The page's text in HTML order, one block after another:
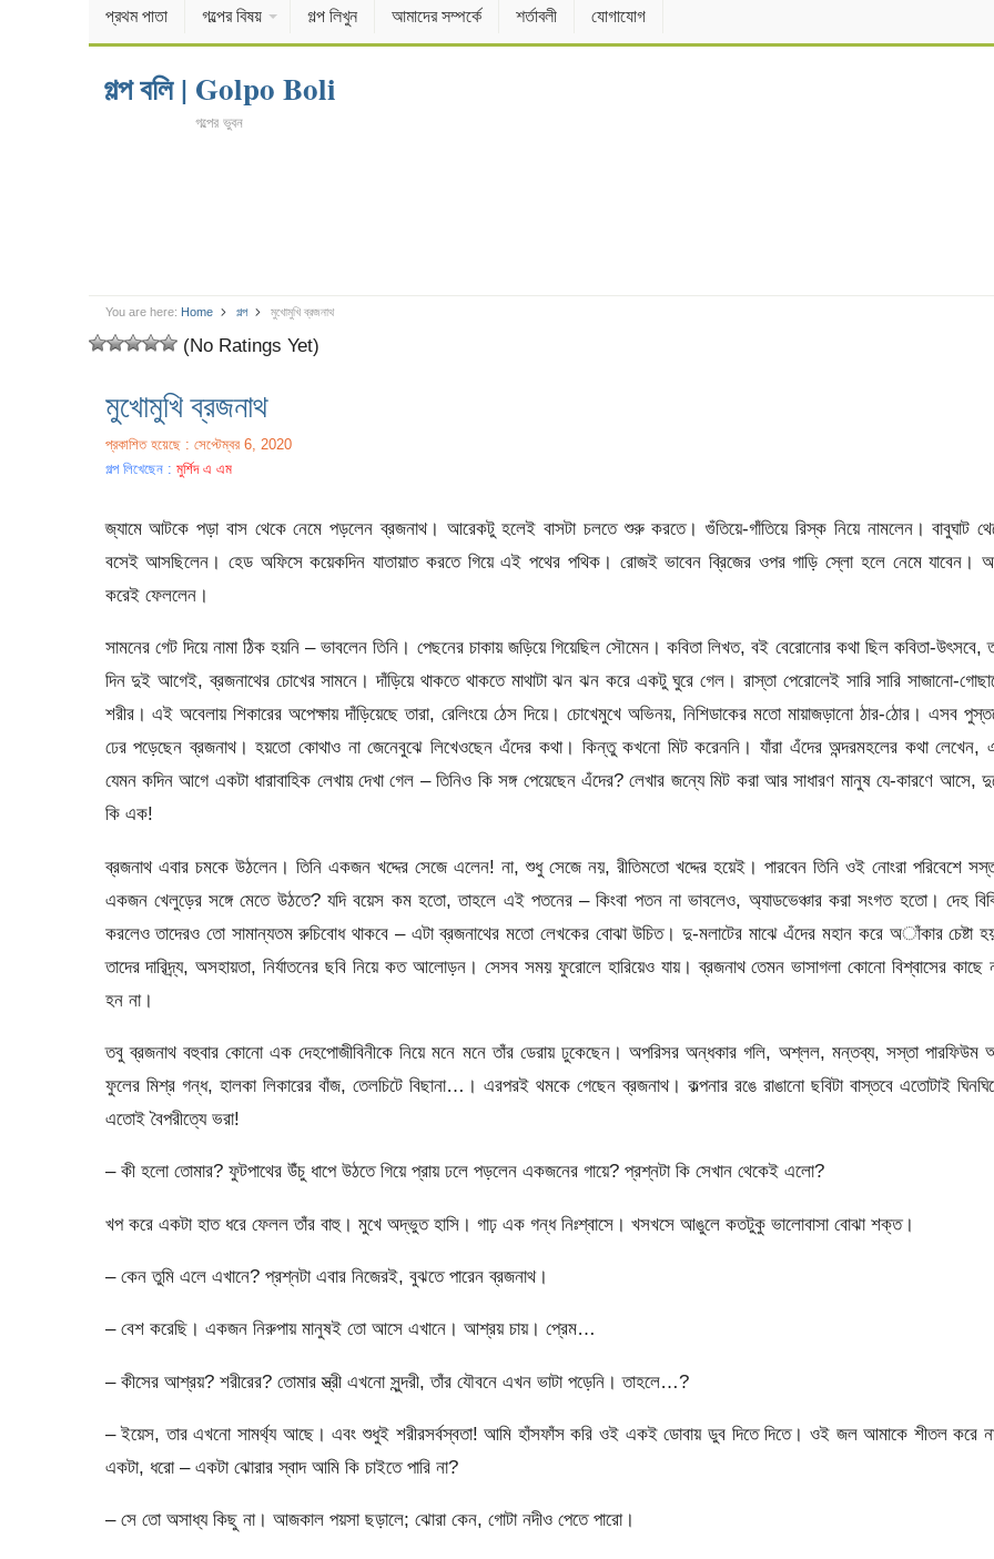
প্রথম পাতা গল্পের বিষয় গল্প লিখুন আমাদের সম্পর্কে শর্তাবলী যোগাযোগ
গল্প বলি | Golpo Boli
গল্পের ভুবন
You are here: Home গল্প মুখোমুখি ব্রজনাথ
(No Ratings Yet)
মুখোমুখি ব্রজনাথ
প্রকাশিত হয়েছে : সেপ্টেম্বর 6, 2020
গল্প লিখেছেন : মুর্শিদ এ এম
জ্যামে আটকে পড়া বাস থেকে নেমে পড়লেন ব্রজনাথ। আরেকটু হলেই বাসটা চলতে শুরু করতে। গুঁতিয়ে-গাঁতিয়ে রিস্ক নিয়ে নামলেন। বাবুঘাট
বসেই আসছিলেন। হেড অফিসে কয়েকদিন যাতায়াত করতে গিয়ে এই পথের পথিক। রোজই ভাবেন ব্রিজের ওপর গাড়ি স্লো হলে নেমে যাবেন।
করেই ফেললেন।
সামনের গেট দিয়ে নামা ঠিক হয়নি – ভাবলেন তিনি। পেছনের চাকায় জড়িয়ে গিয়েছিল সৌমেন। কবিতা লিখত, বই বেরোনোর কথা ছিল কবিতা-উৎসবে,
দিন দুই আগেই, ব্রজনাথের চোখের সামনে। দাঁড়িয়ে থাকতে থাকতে মাথাটা ঝন ঝন করে একটু ঘুরে গেল। রাস্তা পেরোলেই সারি সারি সাজানো-
শরীর। এই অবেলায় শিকারের অপেক্ষায় দাঁড়িয়েছে তারা, রেলিংয়ে ঠেস দিয়ে। চোখেমুখে অভিনয়, নিশিডাকের মতো মায়াজড়ানো ঠার-ঠোর। এসব
ঢের পড়েছেন ব্রজনাথ। হয়তো কোথাও না জেনেবুঝে লিখেওছেন এঁদের কথা। কিন্তু কখনো মিট করেননি। যাঁরা এঁদের অন্দরমহলের কথা লেখেন,
যেমন কদিন আগে একটা ধারাবাহিক লেখায় দেখা গেল – তিনিও কি সঙ্গ পেয়েছেন এঁদের? লেখার জন্যে মিট করা আর সাধারণ মানুষ যে-কারণে আসে,
কি এক!
ব্রজনাথ এবার চমকে উঠলেন। তিনি একজন খদ্দের সেজে এলেন! না, শুধু সেজে নয়, রীতিমতো খদ্দের হয়েই। পারবেন তিনি ওই নোংরা পরিবেশে
একজন খেলুড়ের সঙ্গে মেতে উঠতে? যদি বয়েস কম হতো, তাহলে এই পতনের – কিংবা পতন না ভাবলেও, অ্যাডভেঞ্চার করা সংগত হতো। দেহ
করলেও তাদেরও তো সামান্যতম রুচিবোধ থাকবে – এটা ব্রজনাথের মতো লেখকের বোঝা উচিত। দু-মলাটের মাঝে এঁদের মহান করে অাঁকার চেষ্টা
তাদের দারিদ্র্য, অসহায়তা, নির্যাতনের ছবি নিয়ে কত আলোড়ন। সেসব সময় ফুরোলে হারিয়েও যায়। ব্রজনাথ তেমন ভাসাগলা কোনো বিশ্বাসের কাছে
হন না।
তবু ব্রজনাথ বহুবার কোনো এক দেহপোজীবিনীকে নিয়ে মনে মনে তাঁর ডেরায় ঢুকেছেন। অপরিসর অন্ধকার গলি, অশ্লল, মন্তব্য, সস্তা পারফিউম
ফুলের মিশ্র গন্ধ, হালকা লিকারের বাঁজ, তেলচিটে বিছানা…। এরপরই থমকে গেছেন ব্রজনাথ। কল্পনার রঙে রাঙানো ছবিটা বাস্তবে এতোটাই
এতোই বৈপরীত্যে ভরা!
– কী হলো তোমার? ফুটপাথের উঁচু ধাপে উঠতে গিয়ে প্রায় ঢলে পড়লেন একজনের গায়ে? প্রশ্নটা কি সেখান থেকেই এলো?
খপ করে একটা হাত ধরে ফেলল তাঁর বাহু। মুখে অদ্ভুত হাসি। গাঢ় এক গন্ধ নিঃশ্বাসে। খসখসে আঙুলে কতটুকু ভালোবাসা বোঝা শক্ত।
– কেন তুমি এলে এখানে? প্রশ্নটা এবার নিজেরই, বুঝতে পারেন ব্রজনাথ।
– বেশ করেছি। একজন নিরুপায় মানুষই তো আসে এখানে। আশ্রয় চায়। প্রেম…
– কীসের আশ্রয়? শরীরের? তোমার স্ত্রী এখনো সুন্দরী, তাঁর যৌবনে এখন ভাটা পড়েনি। তাহলে…?
– ইয়েস, তার এখনো সামর্থ্য আছে। এবং শুধুই শরীরসর্বস্বতা! আমি হাঁসফাঁস করি ওই একই ডোবায় ডুব দিতে দিতে। ওই জল আমাকে শীতল করে
একটা, ধরো – একটা ঝোরার স্বাদ আমি কি চাইতে পারি না?
– সে তো অসাধ্য কিছু না। আজকাল পয়সা ছড়ালে; ঝোরা কেন, গোটা নদীও পেতে পারো।